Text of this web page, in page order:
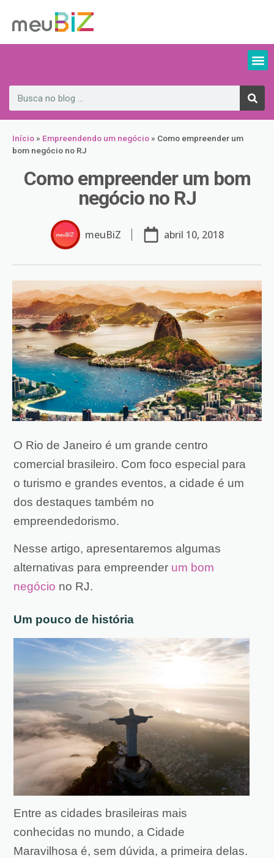
Início » Empreendendo um negócio » Como empreender um
bom negócio no RJ
Como empreender um bom
negócio no RJ
meuBiZ abril 10, 2018
O Rio de Janeiro é um grande centro
comercial brasileiro. Com foco especial para
o turismo e grandes eventos, a cidade é um
dos destaques também no
empreendedorismo.
Nesse artigo, apresentaremos algumas
alternativas para empreender um bom
negócio no RJ.
Um pouco de história
Entre as cidades brasileiras mais
conhecidas no mundo, a Cidade
Maravilhosa é, sem dúvida, a primeira delas.